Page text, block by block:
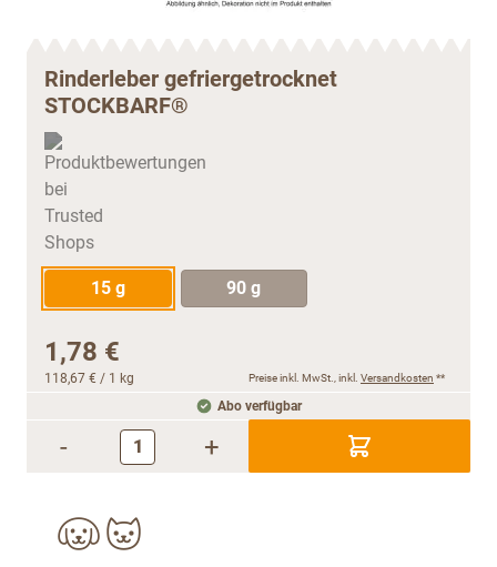
Rinderleber gefriergetrocknet
STOCKBARF®
15 g 90 g
1,78 €
118,67 € / 1 kg Preise inkl. MwSt., inkl. Versandkosten **
Abo verfügbar
- +